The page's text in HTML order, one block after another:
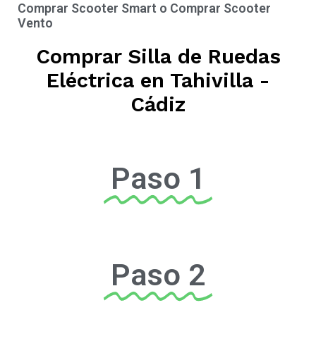
Comprar Scooter Smart o Comprar Scooter
Vento
Comprar Silla de Ruedas
Eléctrica en Tahivilla -
Cádiz
Paso 1
Paso 2